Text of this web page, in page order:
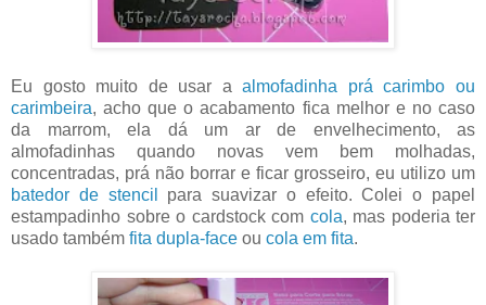
Eu gosto muito de usar aalmofadinha prá carimbo ou
carimbeira, acho que o acabamento fica melhor e no caso
da marrom, ela dá um ar de envelhecimento, as
almofadinhas quando novas vem bem molhadas,
concentradas, prá não borrar e ficar grosseiro, eu utilizo um
batedor de stencil
para suavizar o efeito. Colei o papel
estampadinho sobre o cardstock com cola, mas poderia ter
usado também fita dupla-face ou cola em fita.